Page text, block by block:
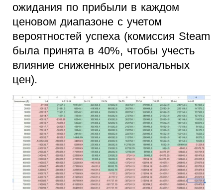
ожидания по прибыли в каждом
ценовом диапазоне с учетом
вероятностей успеха (комиссия Steam
была принята в 40%, чтобы учесть
влияние сниженных региональных
цен).